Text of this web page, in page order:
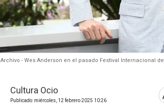
Archivo - Wes Anderson en el pasado Festival Internacional
Cultura Ocio
Publicado: miércoles, 12 febrero 2025 10:26